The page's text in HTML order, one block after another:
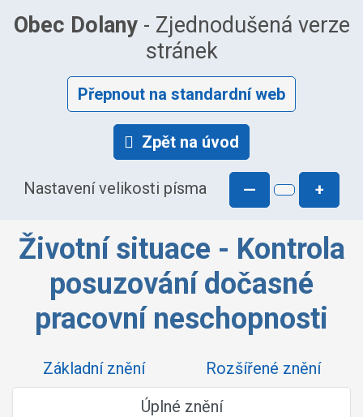
Obec Dolany- Zjednodušená verze
stránek
Přepnout na standardní web
Zpět na úvod
Nastavení velikosti písma — +
Životní situace - Kontrola
posuzování dočasné
pracovní neschopnosti
Základní znění
Rozšířené znění
Úplné znění